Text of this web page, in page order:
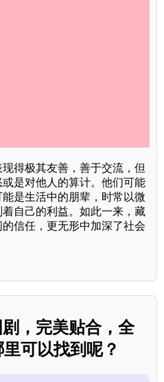
得极其友善，善于交流，但
是对他人的算计。他们可能
是生活中的朋辈，时常以微
自己的利益。如此一来，藏
信任，更无形中加深了社会
，完美贴合，全
可以找到呢？